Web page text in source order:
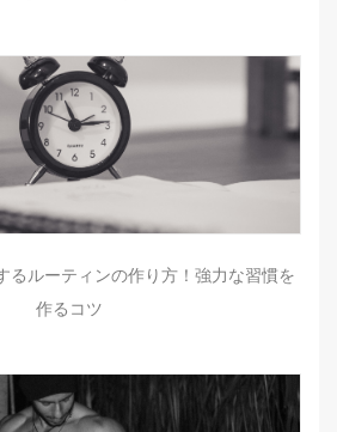
るルーティンの作り方！強力な習慣を
作るコツ